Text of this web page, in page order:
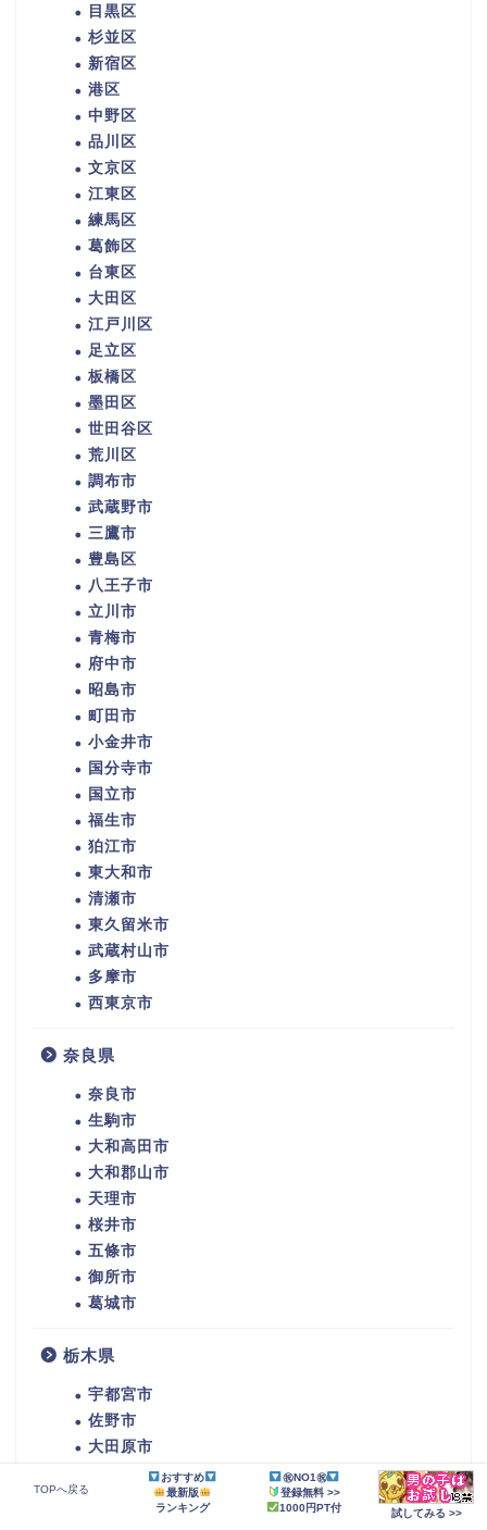
目黒区
杉並区
新宿区
港区
中野区
品川区
文京区
江東区
練馬区
葛飾区
台東区
大田区
江戸川区
足立区
板橋区
墨田区
世田谷区
荒川区
調布市
武蔵野市
三鷹市
豊島区
八王子市
立川市
青梅市
府中市
昭島市
町田市
小金井市
国分寺市
国立市
福生市
狛江市
東大和市
清瀬市
東久留米市
武蔵村山市
多摩市
西東京市
奈良県
奈良市
生駒市
大和高田市
大和郡山市
天理市
桜井市
五條市
御所市
葛城市
栃木県
宇都宮市
佐野市
大田原市
那須塩原市
TOPへ戻る
おすすめ
最新版
ランキング
㊗NO1㊗
登録無料 >>
1000円PT付
試してみる >>